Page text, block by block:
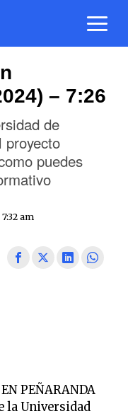
– 7:26
de
proyecto
puedes
am
PEÑARANDA
la Universidad